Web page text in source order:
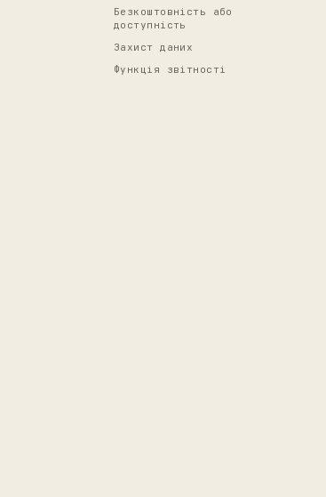
Безкоштовність або
доступність
Захист даних
Функція звітності